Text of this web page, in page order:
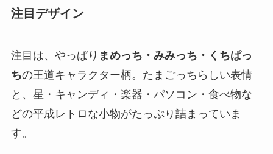
注目デザイン
注目は、やっぱり まめっち・みみっち・くちぱっ
ちの王道キャラクター柄。たまごっちらしい表情
と、星・キャンディ・楽器・パソコン・食べ物な
どの平成レトロな小物がたっぷり詰まっていま
す。